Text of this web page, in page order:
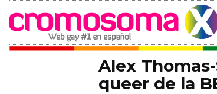
Alex
queer de la